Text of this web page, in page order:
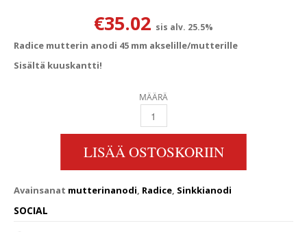
€35.02 sis alv. 25.5%
Radice mutterin anodi 45 mm akselille/mutterille
Sisältä kuuskantti!
MÄÄRÄ
RADICE ANODI 45MM MUTTERILLE QUANTITY
LISÄÄ OSTOSKORIIN
Avainsanat mutterinanodi, Radice, Sinkkianodi
SOCIAL